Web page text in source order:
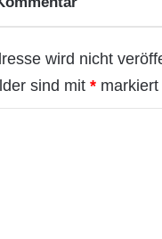
wird nicht
sind mit * markiert